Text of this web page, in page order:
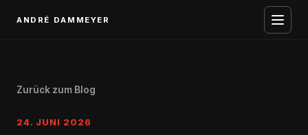
ANDRÉ DAMMEYER
Zurück zum Blog
24. JUNI 2026